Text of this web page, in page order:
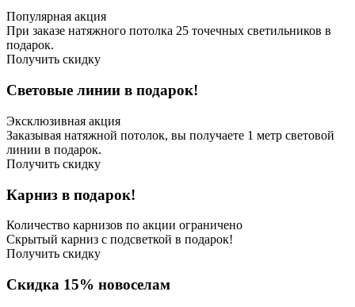
Популярная акция
При заказе натяжного потолка 25 точечных светильников в
подарок.
Получить скидку
Световые линии в подарок!
Эксклюзивная акция
Заказывая натяжной потолок, вы получаете 1 метр световой
линии в подарок.
Получить скидку
Карниз в подарок!
Количество карнизов по акции ограничено
Скрытый карниз с подсветкой в подарок!
Получить скидку
Скидка 15% новоселам